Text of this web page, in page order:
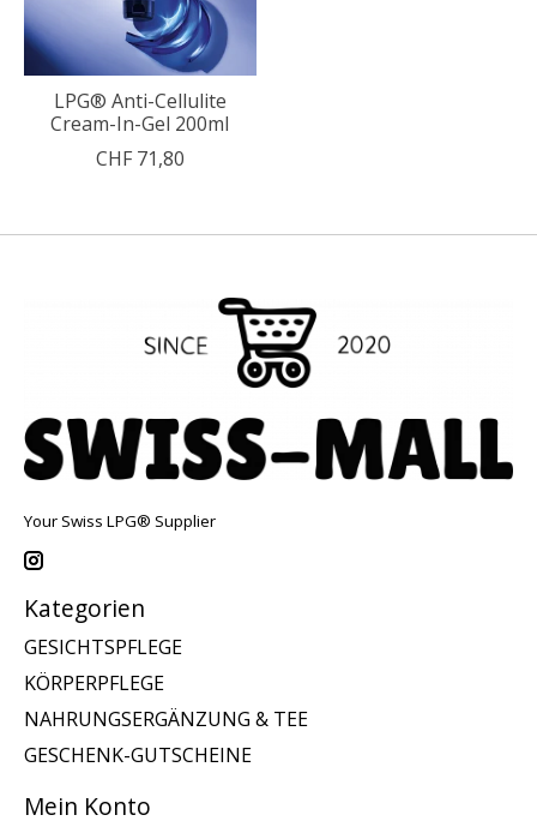
LPG® Anti-Cellulite
Cream-In-Gel 200ml
CHF 71,80
Your Swiss LPG® Supplier
Kategorien
GESICHTSPFLEGE
KÖRPERPFLEGE
NAHRUNGSERGÄNZUNG & TEE
GESCHENK-GUTSCHEINE
Mein Konto